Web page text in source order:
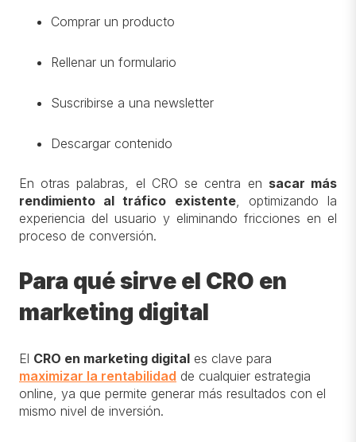
Comprar un producto
Rellenar un formulario
Suscribirse a una newsletter
Descargar contenido
En otras palabras, el CRO se centra en sacar más
rendimiento al tráfico existente, optimizando la
experiencia del usuario y eliminando fricciones en el
proceso de conversión.
Para qué sirve el CRO en
marketing digital
El CRO en marketing digital es clave para
maximizar la rentabilidad de cualquier estrategia
online, ya que permite generar más resultados con el
mismo nivel de inversión.